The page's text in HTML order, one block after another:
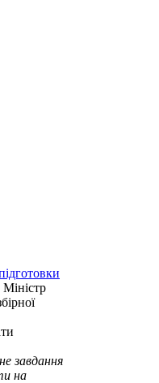
Міністр
завдання
на